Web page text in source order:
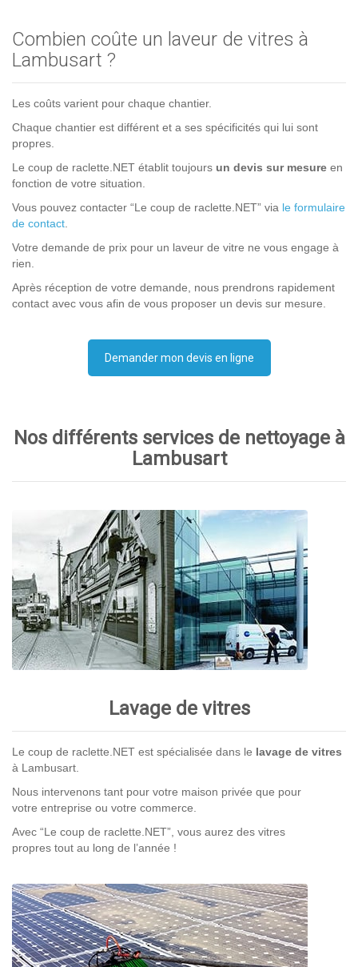
Combien coûte un laveur de vitres à
Lambusart ?
Les coûts varient pour chaque chantier.
Chaque chantier est différent et a ses spécificités qui lui sont
propres.
Le coup de raclette.NET établit toujours un devis sur mesure en
fonction de votre situation.
Vous pouvez contacter “Le coup de raclette.NET” via le formulaire
de contact.
Votre demande de prix pour un laveur de vitre ne vous engage à
rien.
Après réception de votre demande, nous prendrons rapidement
contact avec vous afin de vous proposer un devis sur mesure.
Demander mon devis en ligne
Nos différents services de nettoyage à
Lambusart
Lavage de vitres
Le coup de raclette.NET est spécialisée dans le lavage de vitres
à Lambusart.
Nous intervenons tant pour votre maison privée que pour
votre entreprise ou votre commerce.
Avec “Le coup de raclette.NET”, vous aurez des vitres
propres tout au long de l’année !